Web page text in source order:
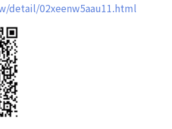
detail/02xeenw5aau11.html